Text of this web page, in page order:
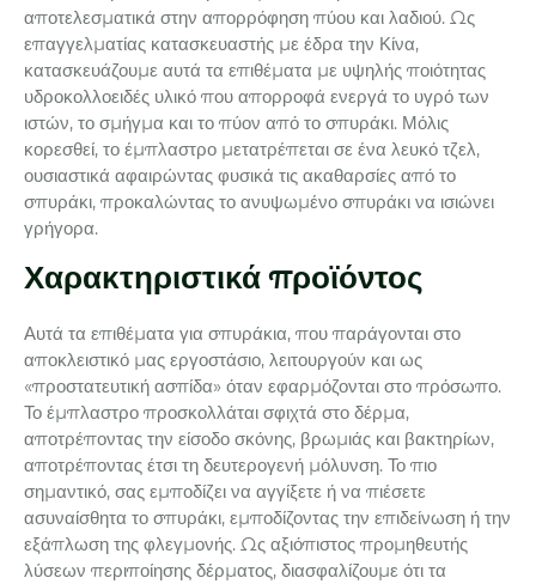
αποτελεσματικά στην απορρόφηση πύου και λαδιού. Ως
επαγγελματίας κατασκευαστής με έδρα την Κίνα,
κατασκευάζουμε αυτά τα επιθέματα με υψηλής ποιότητας
υδροκολλοειδές υλικό που απορροφά ενεργά το υγρό των
ιστών, το σμήγμα και το πύον από το σπυράκι. Μόλις
κορεσθεί, το έμπλαστρο μετατρέπεται σε ένα λευκό τζελ,
ουσιαστικά αφαιρώντας φυσικά τις ακαθαρσίες από το
σπυράκι, προκαλώντας το ανυψωμένο σπυράκι να ισιώνει
γρήγορα.
Χαρακτηριστικά προϊόντος
Αυτά τα επιθέματα για σπυράκια, που παράγονται στο
αποκλειστικό μας εργοστάσιο, λειτουργούν και ως
«προστατευτική ασπίδα» όταν εφαρμόζονται στο πρόσωπο.
Το έμπλαστρο προσκολλάται σφιχτά στο δέρμα,
αποτρέποντας την είσοδο σκόνης, βρωμιάς και βακτηρίων,
αποτρέποντας έτσι τη δευτερογενή μόλυνση. Το πιο
σημαντικό, σας εμποδίζει να αγγίξετε ή να πιέσετε
ασυναίσθητα το σπυράκι, εμποδίζοντας την επιδείνωση ή την
εξάπλωση της φλεγμονής. Ως αξιόπιστος προμηθευτής
λύσεων περιποίησης δέρματος, διασφαλίζουμε ότι τα